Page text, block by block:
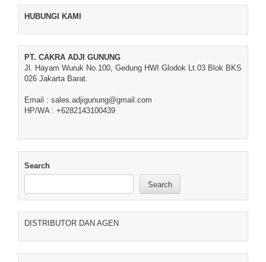
HUBUNGI KAMI
PT. CAKRA ADJI GUNUNG
Jl. Hayam Wuruk No.100, Gedung HWI Glodok Lt.03 Blok BKS
026 Jakarta Barat.
Email : sales.adjigunung@gmail.com
HP/WA : +6282143100439
Search
Search
DISTRIBUTOR DAN AGEN